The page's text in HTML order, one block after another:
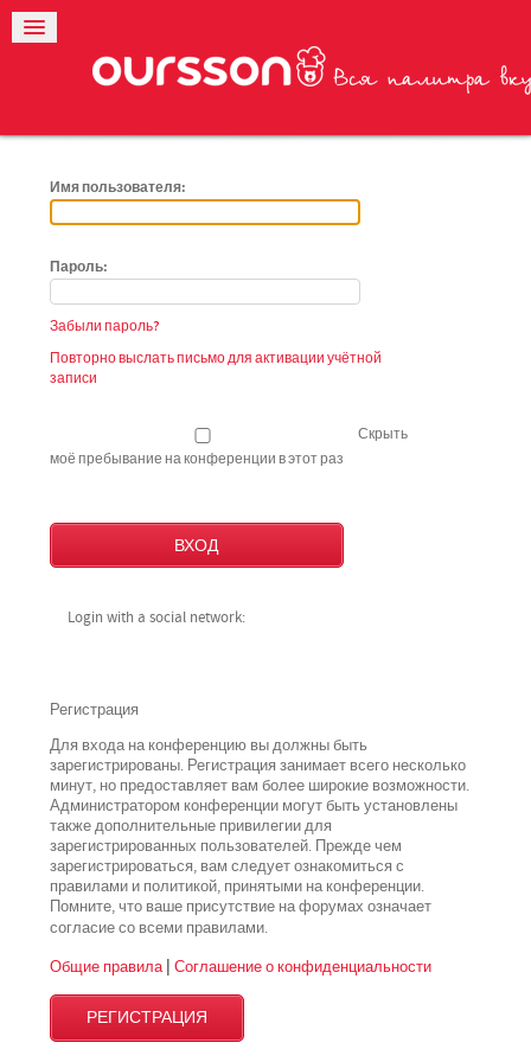
Имя пользователя:
Пароль:
Забыли пароль?
Повторно выслать письмо для активации учётной
записи
Скрыть
моё пребывание на конференции в этот раз
Login with a social network:
Регистрация
Для входа на конференцию вы должны быть
зарегистрированы. Регистрация занимает всего несколько
минут, но предоставляет вам более широкие возможности.
Администратором конференции могут быть установлены
также дополнительные привилегии для
зарегистрированных пользователей. Прежде чем
зарегистрироваться, вам следует ознакомиться с
правилами и политикой, принятыми на конференции.
Помните, что ваше присутствие на форумах означает
согласие со всемиправилами.
Общие правила| Соглашение о конфиденциальности
РЕГИСТРАЦИЯ